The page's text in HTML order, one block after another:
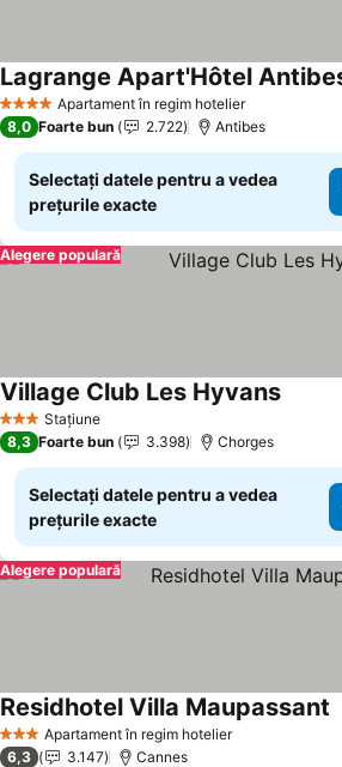
4 Stele Apartament în regim hotelier
Lagrange Apart'Hôtel
8,0 Foarte bun 2.722 Antibes
Selectați datele pentru a vedea
prețurile exacte
Alegere populară
3 SteleStațiune
Village Club Les HyvansVedeți
8,3 Foarte bun 3.398 Chorges
Selectați datele pentru a vedea
prețurile exacte
Alegere populară
3 SteleApartament în regim hotelier
Residhotel Villa Maupassant
6,3 3.147 Cannes